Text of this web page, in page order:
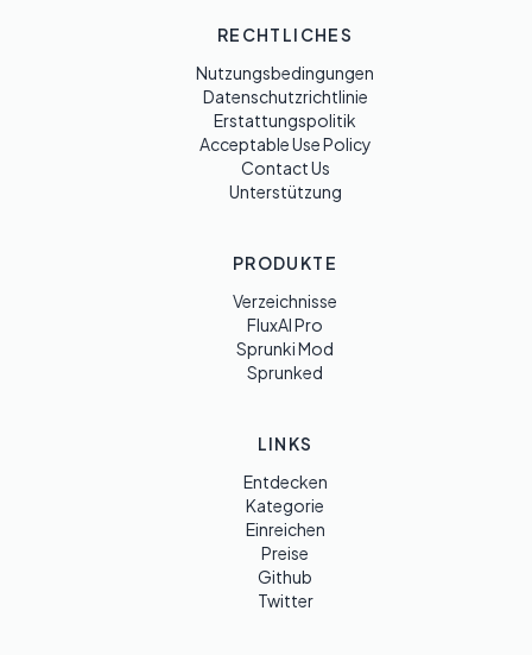
RECHTLICHES
Nutzungsbedingungen
Datenschutzrichtlinie
Erstattungspolitik
Acceptable Use Policy
Contact Us
Unterstützung
PRODUKTE
Verzeichnisse
FluxAI Pro
Sprunki Mod
Sprunked
LINKS
Entdecken
Kategorie
Einreichen
Preise
Github
Twitter